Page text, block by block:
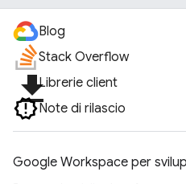
Blog
Stack Overflow
file_downloadLibrerie client
Note di rilascio
Google Workspace per